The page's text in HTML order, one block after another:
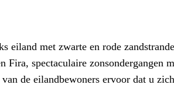
eiland met zwarte en rode
Fira, spectaculaire
de eilandbewoners ervoor dat u